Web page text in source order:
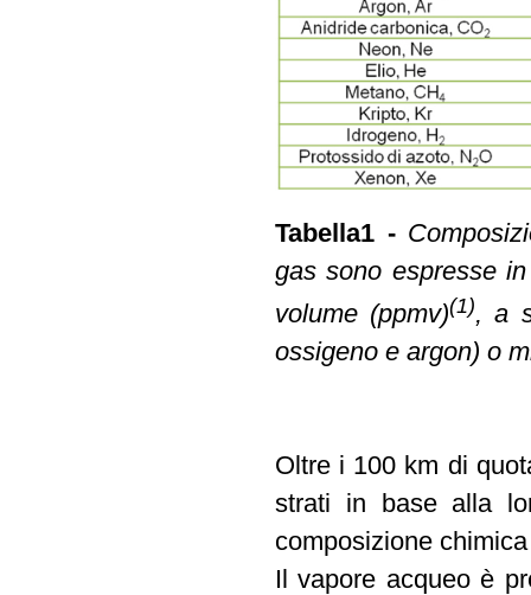
Tabella1 -
gas sono espresse
volume (ppmv)(1), a
ossigeno e argon) o
Oltre i 100 km di
strati in base alla
composizione
Il vapore acqueo è